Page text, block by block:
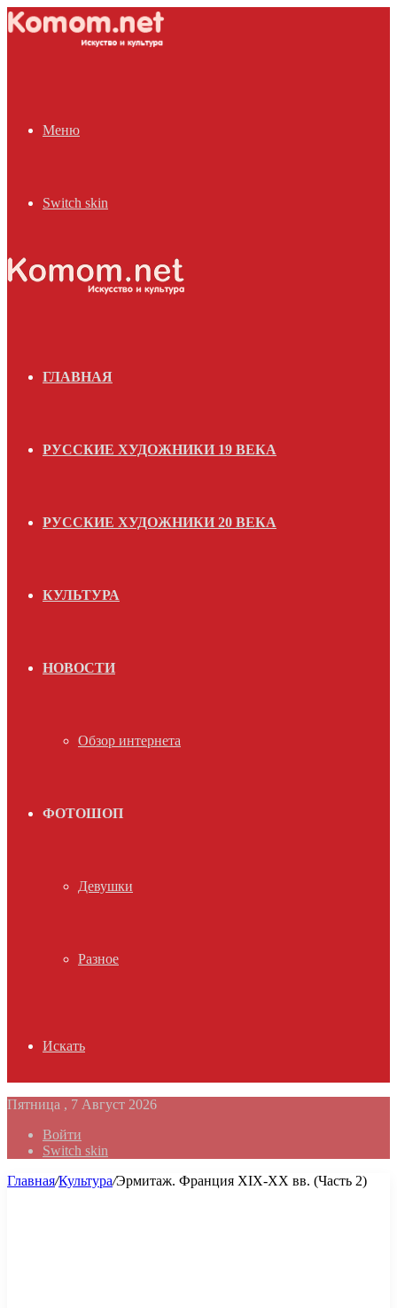
Меню
Switch skin
ГЛАВНАЯ
РУССКИЕ ХУДОЖНИКИ 19 ВЕКА
РУССКИЕ ХУДОЖНИКИ 20 ВЕКА
КУЛЬТУРА
НОВОСТИ
Обзор интернета
ФОТОШОП
Девушки
Разное
Искать
Пятница , 7 Август 2026
Войти
Switch skin
Главная/Культура/Эрмитаж. Франция XIX-XX вв. (Часть 2)